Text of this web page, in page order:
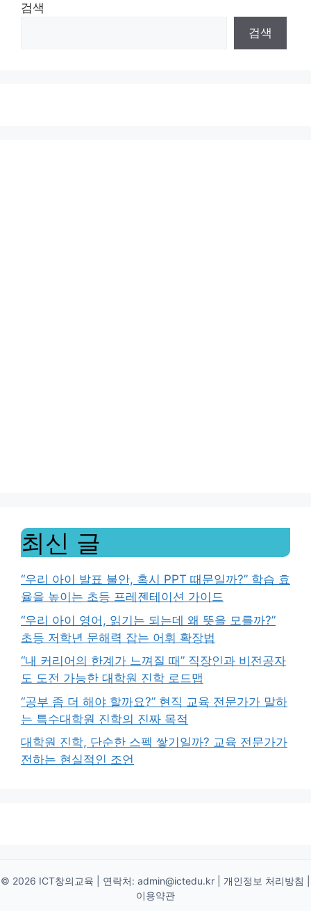
검색
검색
최신 글
“우리 아이 발표 불안, 혹시 PPT 때문일까?” 학습 효
율을 높이는 초등 프레젠테이션 가이드
“우리 아이 영어, 읽기는 되는데 왜 뜻을 모를까?”
초등 저학년 문해력 잡는 어휘 확장법
“내 커리어의 한계가 느껴질 때” 직장인과 비전공자
도 도전 가능한 대학원 진학 로드맵
“공부 좀 더 해야 할까요?” 현직 교육 전문가가 말하
는 특수대학원 진학의 진짜 목적
대학원 진학, 단순한 스펙 쌓기일까? 교육 전문가가
전하는 현실적인 조언
© 2026 ICT창의교육 | 연락처: admin@ictedu.kr 개인정보 처리방침
이용약관